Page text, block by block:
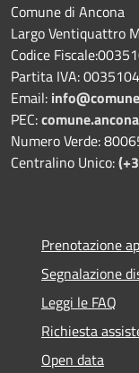
Comune di Ancona
Largo Ventiquattro
Codice
Partita IVA:
Email:
PEC:
Numero Verde:
Centralino Unico:
Prenotazione
Segnalazione
Leggi le FAQ
Richiesta
Open data